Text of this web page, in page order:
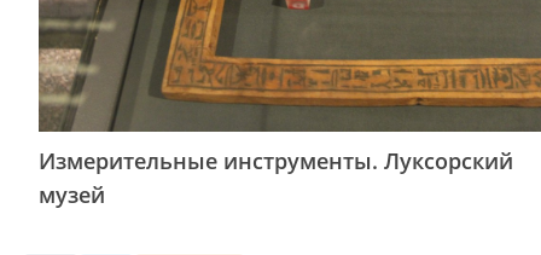
Измерительные инструменты. Луксорский
музей